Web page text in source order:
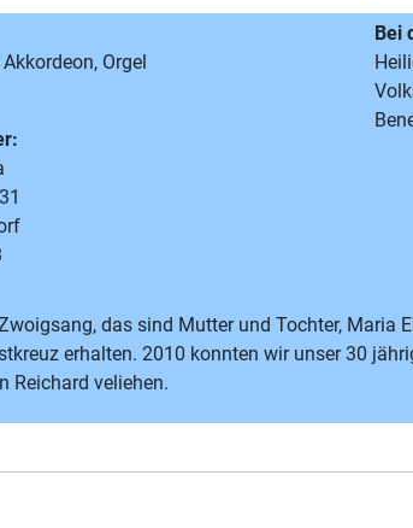
Orgel
Bei
das sind Mutter und Tochter, Maria
erhalten. 2010 konnten wir unser 30
Reichard veliehen.